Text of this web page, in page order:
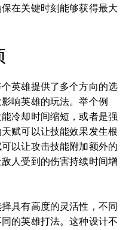
在关键时刻能够获得最大
个英雄提供了多个方向的选
响英雄的玩法。举个例
冷却时间缩短，或者是强
赋可以让技能效果发生根
以让攻击技能附加额外的
人受到的伤害持续时间增
具有高度的灵活性，不同
的英雄打法。这种设计不